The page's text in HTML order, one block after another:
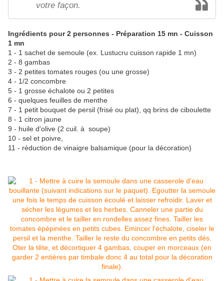
votre façon.
Ingrédients pour 2 personnes - Préparation 15 mn - Cuisson
1 mn
1 - 1 sachet de semoule (ex. Lustucru cuisson rapide 1 mn)
2 - 8 gambas
3 - 2 petites tomates rouges (ou une grosse)
4 - 1/2 concombre
5 - 1 grosse échalote ou 2 petites
6 - quelques feuilles de menthe
7 - 1 petit bouquet de persil (frisé ou plat), qq brins de ciboulette
8 - 1 citron jaune
9 - huile d'olive (2 cuil. à soupe)
10 - sel et poivre,
11 - réduction de vinaigre balsamique (pour la décoration)